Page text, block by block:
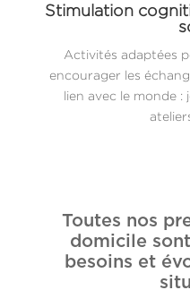
Stimulation
Activités adaptées
encourager les
lien avec le monde :
Toutes nos
domicile
besoins et